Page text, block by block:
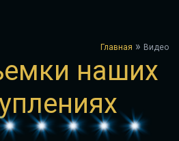
Главная » Видео
наших